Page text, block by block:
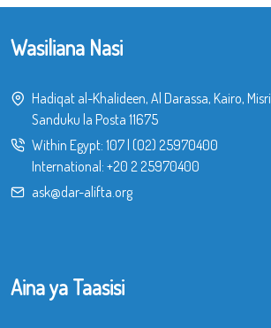
Wasiliana Nasi
Hadiqat al-Khalideen, Al Darassa, Kairo, Misri.
Sanduku la Posta 11675
Within Egypt: 107| (02) 25970400
International: +20 2 25970400
ask@dar-alifta.org
Aina ya Taasisi